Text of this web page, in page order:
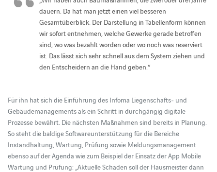
dauern. Da hat man jetzt einen viel besseren
Gesamtüberblick. Der Darstellung in Tabellenform können
wir sofort entnehmen, welche Gewerke gerade betroffen
sind, wo was bezahlt worden oder wo noch was reserviert
ist. Das lässt sich sehr schnell aus dem System ziehen und
den Entscheidern an die Hand geben.“
Für ihn hat sich die Einführung des Infoma Liegenschafts- und
Gebäudemanagements als ein Schritt in durchgängig digitale
Prozesse bewährt. Die nächsten Maßnahmen sind bereits in Planung.
So steht die baldige Softwareunterstützung für die Bereiche
Instandhaltung, Wartung, Prüfung sowie Meldungsmanagement
ebenso auf der Agenda wie zum Beispiel der Einsatz der App Mobile
Wartung und Prüfung: „Aktuelle Schäden soll der Hausmeister dann